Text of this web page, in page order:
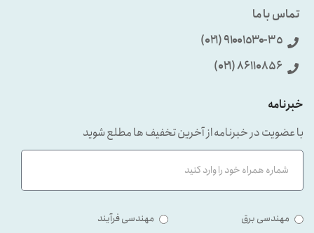
تماس با ما
٩۱۰۰۱٥۳۰-۳٥ (۰۲۱)
86110856 (۰۲۱)
خبرنامه
با عضویت در خبرنامه از آخرین تخفیف ها مطلع شوید
مهندسی برق مهندسی فرآیند